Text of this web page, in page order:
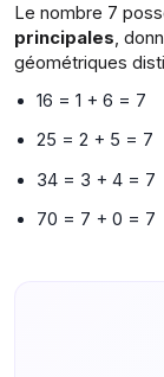
Le nombre 7
principales,
géométriques
16 = 1 + 6 = 7
25 = 2 + 5 = 7
34 = 3 + 4 = 7
70 = 7 + 0 = 7